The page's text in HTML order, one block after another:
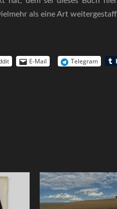
als eine Art
E-Mail Telegram